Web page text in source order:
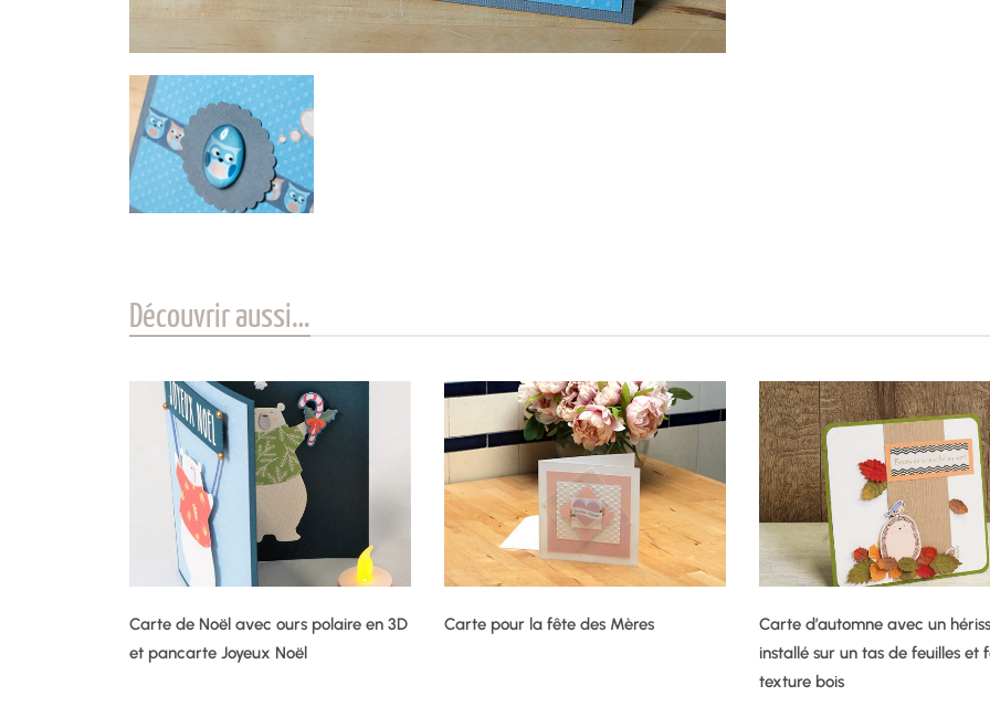
Découvrir aussi…
Carte de Noël avec ours polaire en 3D
et pancarte Joyeux Noël
Carte pour la fête des Mères
Carte d’automne avec un
installé sur un tas de feuilles et
texture bois